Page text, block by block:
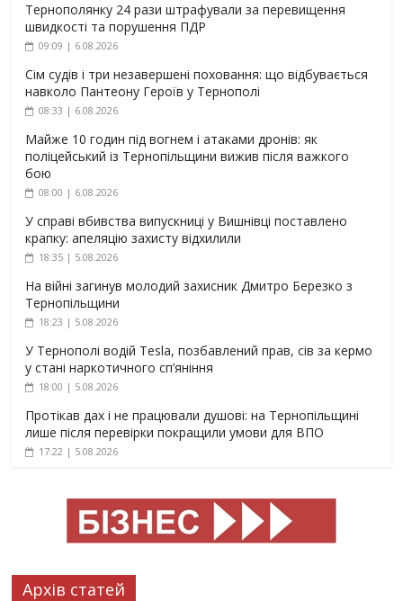
Тернополянку 24 рази штрафували за перевищення
швидкості та порушення ПДР
09:09 | 6.08.2026
Сім судів і три незавершені поховання: що відбувається
навколо Пантеону Героїв у Тернополі
08:33 | 6.08.2026
Майже 10 годин під вогнем і атаками дронів: як
поліцейський із Тернопільщини вижив після важкого
бою
08:00 | 6.08.2026
У справі вбивства випускниці у Вишнівці поставлено
крапку: апеляцію захисту відхилили
18:35 | 5.08.2026
На війні загинув молодий захисник Дмитро Березко з
Тернопільщини
18:23 | 5.08.2026
У Тернополі водій Tesla, позбавлений прав, сів за кермо
у стані наркотичного сп’яніння
18:00 | 5.08.2026
Протікав дах і не працювали душові: на Тернопільщині
лише після перевірки покращили умови для ВПО
17:22 | 5.08.2026
Архів статей